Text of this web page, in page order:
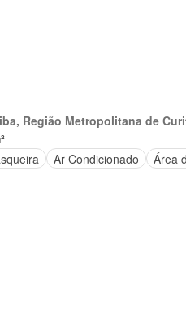
Região Metropolitana de
Ar Condicionado
Área